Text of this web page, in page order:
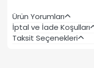
Ürün Yorumları
İptal ve İade Koşulları
Taksit Seçenekleri